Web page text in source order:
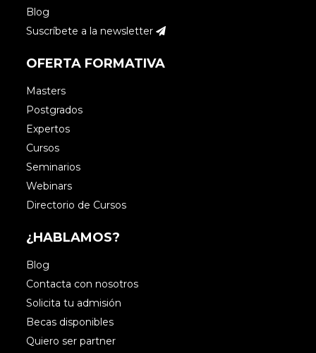
Blog
Suscríbete a la newsletter
OFERTA FORMATIVA
Masters
Postgrados
Expertos
Cursos
Seminarios
Webinars
Directorio de Cursos
¿HABLAMOS?
Blog
Contacta con nosotros
Solicita tu admisión
Becas disponibles
Quiero ser partner